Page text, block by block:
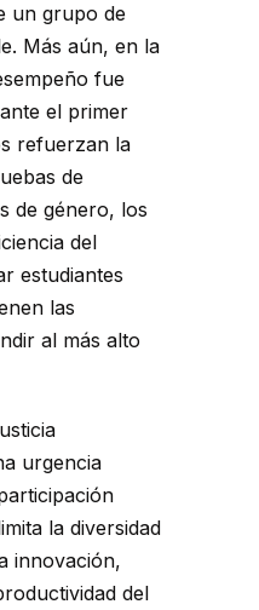
un grupo de
Más aún, en la
fue
el primer
refuerzan la
de
de género, los
del
estudiantes
las
al más alto
urgencia
la diversidad
innovación,
del